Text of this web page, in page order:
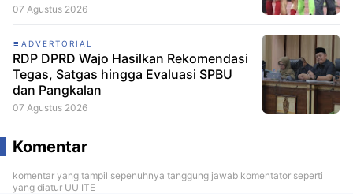
07 Agustus 2026
ADVERTORIAL
RDP DPRD Wajo Hasilkan Rekomendasi
Tegas, Satgas hingga Evaluasi SPBU
dan Pangkalan
07 Agustus 2026
Komentar
komentar yang tampil sepenuhnya tanggung jawab komentator seperti
yang diatur UU ITE